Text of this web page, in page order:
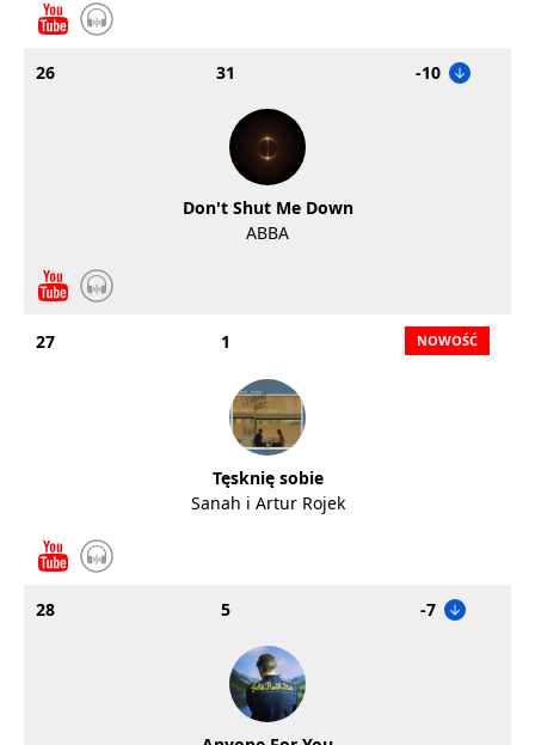
26 31 -10
Don't Shut Me Down
ABBA
27 1
Tęsknię sobie
Sanah i Artur Rojek
28 5 -7